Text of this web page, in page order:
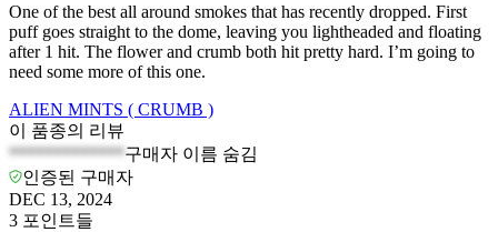
One of the best all around smokes that has recently dropped. First
puff goes straight to the dome, leaving you lightheaded and floating
after 1 hit. The flower and crumb both hit pretty hard. I’m going to
need some more of this one.
ALIEN MINTS ( CRUMB )
이 품종의 리뷰
*************구매자 이름 숨김
인증된 구매자
DEC 13, 2024
3 포인트들